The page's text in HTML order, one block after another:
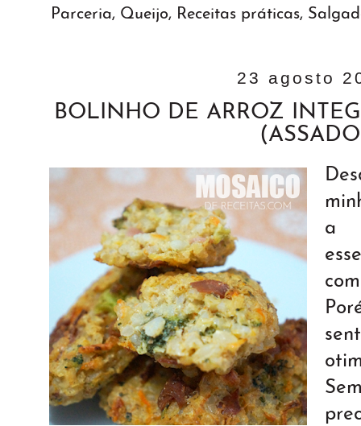
Parceria, Queijo, Receitas práticas,
23 agosto
BOLINHO DE ARROZ
a